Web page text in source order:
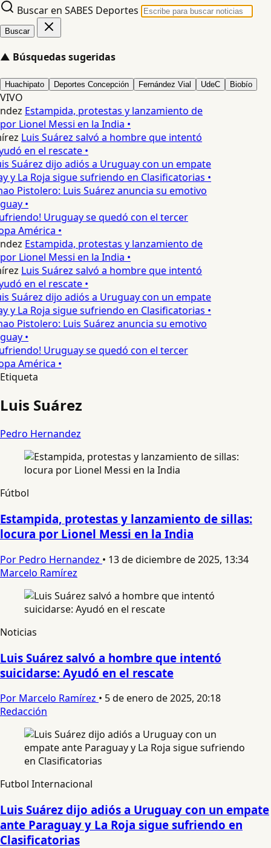
Buscar en SABES Deportes
Buscar
▲ Búsquedas sugeridas
Huachipato Deportes Concepción Fernández Vial UdeC Biobío
VIVO
Estampida, protestas y lanzamiento de
Lionel Messi en la India •
Luis Suárez salvó a hombre que intentó
en el rescate •
Suárez dijo adiós a Uruguay con un empate
y La Roja sigue sufriendo en Clasificatorias •
Pistolero: Luis Suárez anuncia su emotivo
•
Uruguay se quedó con el tercer
América •
Estampida, protestas y lanzamiento de
Lionel Messi en la India •
Luis Suárez salvó a hombre que intentó
en el rescate •
Suárez dijo adiós a Uruguay con un empate
y La Roja sigue sufriendo en Clasificatorias •
Pistolero: Luis Suárez anuncia su emotivo
•
Uruguay se quedó con el tercer
América •
Etiqueta
Luis Suárez
Pedro Hernandez
Fútbol
Estampida, protestas y lanzamiento de sillas:
locura por Lionel Messi en la India
Por Pedro Hernandez • 13 de diciembre de 2025, 13:34
Marcelo Ramírez
Noticias
Luis Suárez salvó a hombre que intentó
suicidarse: Ayudó en el rescate
Por Marcelo Ramírez • 5 de enero de 2025, 20:18
Redacción
Futbol Internacional
Luis Suárez dijo adiós a Uruguay con un empate
ante Paraguay y La Roja sigue sufriendo en
Clasificatorias